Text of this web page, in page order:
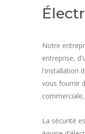
Notre
entreprise,
l'installation
vous fournir
La sécurité